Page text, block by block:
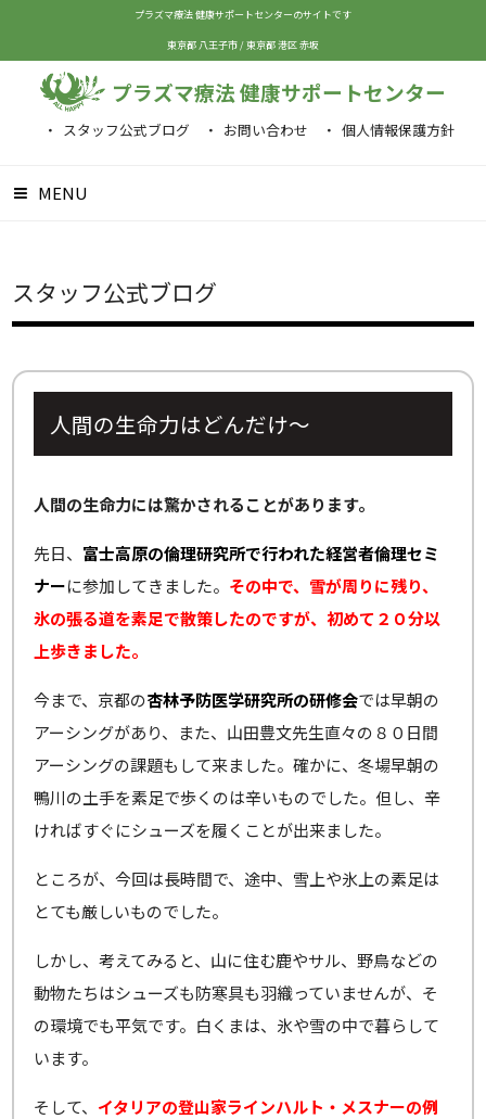
プラズマ療法 健康サポートセンターのサイトです
東京都 八王子市/東京都 港区 赤坂
プラズマ療法 健康サポートセンター
スタッフ公式ブログ お問い合わせ 個人情報保護方針
MENU
スタッフ公式ブログ
人間の生命力はどんだけ～
人間の生命力には驚かされることがあります。
先日、 富士高原の倫理研究所で行われた経営者倫理セミ
ナーに参加してきました。 その中で、雪が周りに残り、
氷の張る道を素足で散策したのですが、初めて２０分以
上歩きました。
今まで、京都の杏林予防医学研究所の研修会では早朝の
アーシングがあり、また、山田豊文先生直々の８０日間
アーシングの課題もして来ました。確かに、冬場早朝の
鴨川の土手を素足で歩くのは辛いものでした。但し、辛
ければすぐにシューズを履くことが出来ました。
ところが、今回は長時間で、途中、雪上や氷上の素足は
とても厳しいものでした。
しかし、考えてみると、山に住む鹿やサル、野鳥などの
動物たちはシューズも防寒具も羽織っていませんが、そ
の環境でも平気です。白くまは、氷や雪の中で暮らして
います。
そして、 イタリアの登山家ラインハルト・メスナーの例